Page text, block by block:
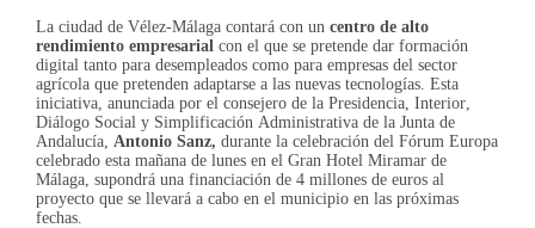
La ciudad de Vélez-Málaga contará con un centro de alto
rendimiento empresarial con el que se pretende dar formación
digital tanto para desempleados como para empresas del sector
agrícola que pretenden adaptarse a las nuevas tecnologías. Esta
iniciativa, anunciada por el consejero de la Presidencia, Interior,
Diálogo Social y Simplificación Administrativa de la Junta de
Andalucía, Antonio Sanz, durante la celebración del Fórum Europa
celebrado esta mañana de lunes en el Gran Hotel Miramar de
Málaga, supondrá una financiación de 4 millones de euros al
proyecto que se llevará a cabo en el municipio en las próximas
fechas.